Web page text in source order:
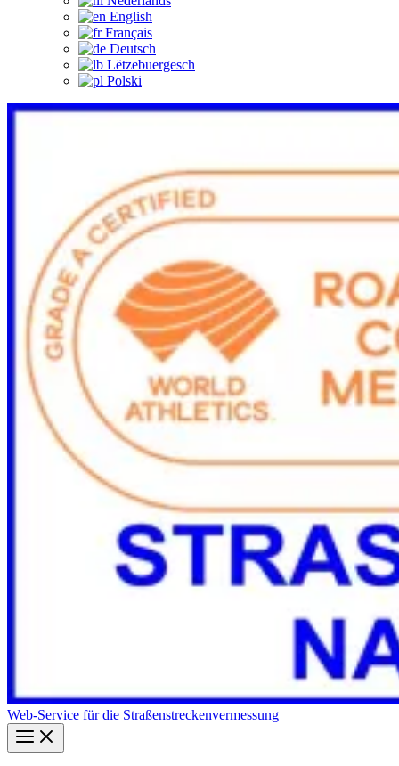
English
Français
Deutsch
Lëtzebuergesch
Polski
Web-Service für die Straßenstreckenvermessung